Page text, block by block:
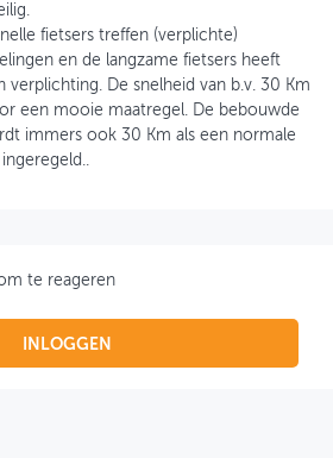
fietsers treffen (verplichte)
en de langzame fietsers heeft
verplichting. De snelheid van b.v. 30 Km
een mooie maatregel. De bebouwde
immers ook 30 Km als een normale
te reageren
INLOGGEN